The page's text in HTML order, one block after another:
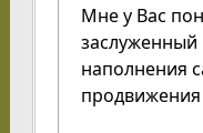
Мне у Вас
заслуженный
наполнения
продвижения